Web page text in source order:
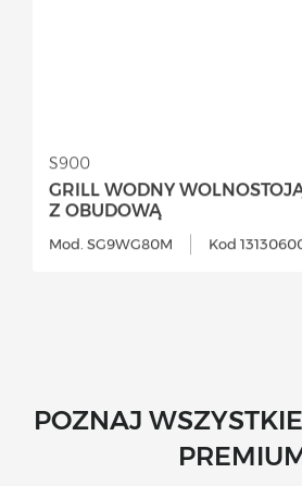
GRILL WODNY
Z OBUDOWĄ
S900
Mod. SG9WG80M Kod
POZNAJ